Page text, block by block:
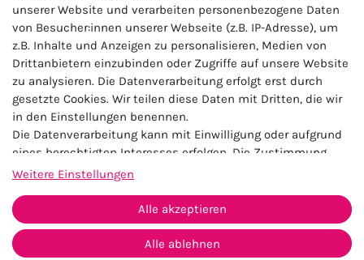
★★★★★
4.5 / 5.0 (23.143)
Impressum Daten­schutz­erklärung
AGB
Widerrufs­recht
Kontakt
Vertrag widerrufen
unserer Website und verarbeiten personenbezogene Daten
von Besucher:innen unserer Webseite (z.B. IP-Adresse), um
z.B. Inhalte und Anzeigen zu personalisieren, Medien von
Drittanbietern einzubinden oder Zugriffe auf unsere Website
zu analysieren. Die Datenverarbeitung erfolgt erst durch
gesetzte Cookies. Wir teilen diese Daten mit Dritten, die wir
in den Einstellungen benennen.
Die Datenverarbeitung kann mit Einwilligung oder aufgrund
eines berechtigten Interesses erfolgen. Die Zustimmung
kann erteilt oder abgelehnt werden. Es besteht das Recht,
Zeitpunkt zu ändern oder zu widerrufen. Beachten Sie unser
Impressumund weitere Hinweise zur Verwendung
personenbezogener Daten in unserer
Weitere Einstellungen
Alle akzeptieren
Alle ablehnen